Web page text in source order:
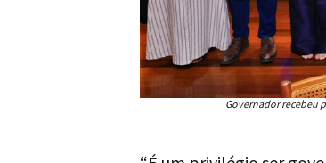
Governador recebeu